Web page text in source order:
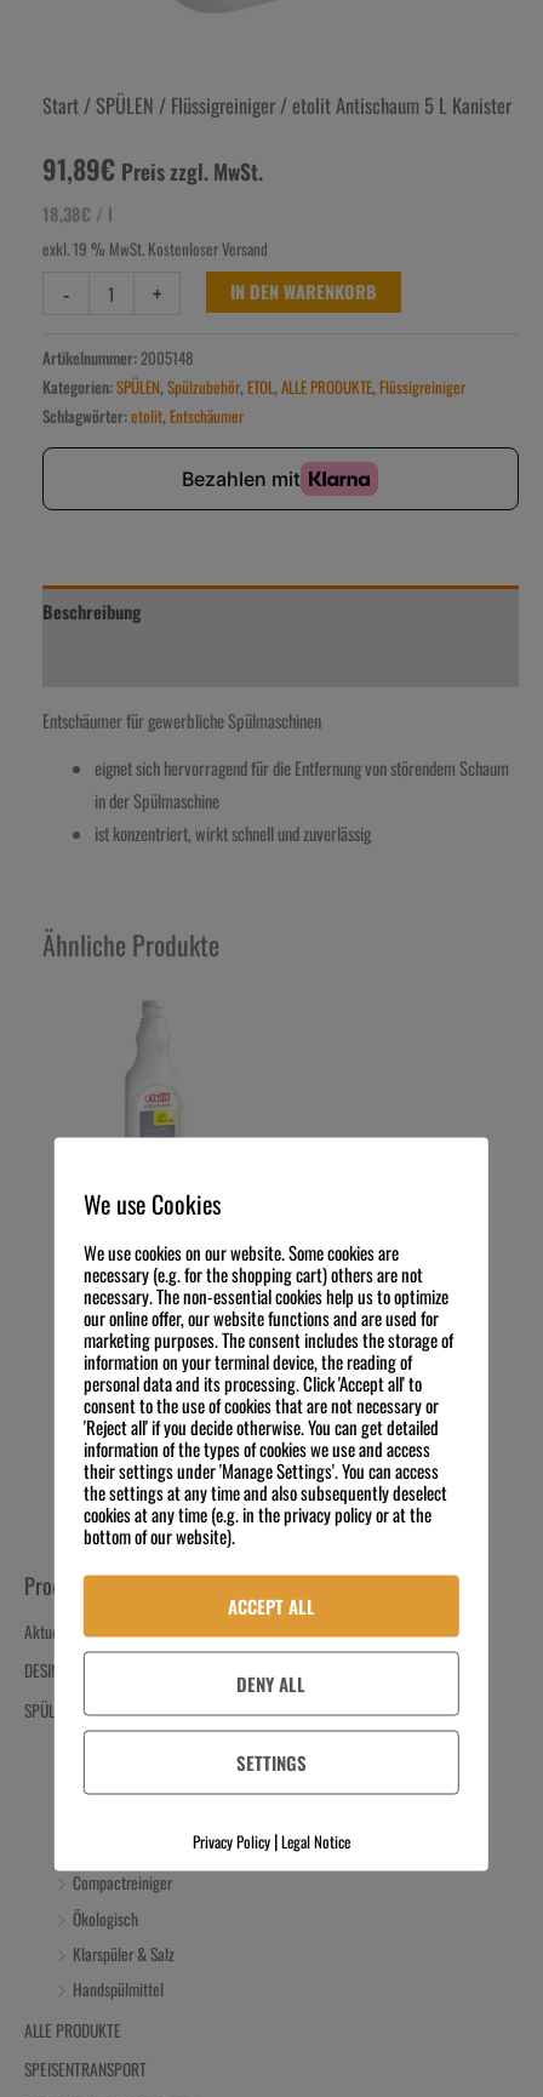
Produkt-Kategorien
Aktuelle Angebote
DESINFIZIEREN
SPÜLEN
Dosiertechnik
Compactreiniger
Ökologisch
Klarspüler & Salz
Handspülmittel
ALLE PRODUKTE
SPEISENTRANSPORT
Start/ SPÜLEN / Flüssigreiniger/ etolit Antischaum 5 L Kanister
91,89€ Preis zzgl. MwSt.
18,38€ / l
exkl. 19 % MwSt. Kostenloser Versand
- + IN DEN WARENKORB
Artikelnummer: 2005148
Kategorien:SPÜLEN, Spülzubehör, ETOL, ALLE PRODUKTE, Flüssigreiniger
Schlagwörter:etolit, Entschäumer
Beschreibung
Entschäumer für gewerbliche Spülmaschinen
eignet sich hervorragend für die Entfernung von störendem Schaum
in der Spülmaschine
ist konzentriert, wirkt schnell und zuverlässig
Ähnliche Produkte
etolit Antischaum 4 x 1 L
Flasche
83,64€ Preis zzgl. MwSt.
20,91€/l
exkl. 19 % MwSt.
Kostenloser Versand
IN DEN WARENKORB
We use Cookies
We use cookies on our website. Some cookies are
necessary (e.g. for the shopping cart) others are not
necessary. The non-essential cookies help us to optimize
our online offer, our website functions and are used for
marketing purposes. The consent includes the storage of
information on your terminal device, the reading of
personal data and its processing. Click 'Accept all' to
consent to the use of cookies that are not necessary or
'Reject all' if you decide otherwise. You can get detailed
information of the types of cookies we use and access
their settings under 'Manage Settings'. You can access
the settings at any time and also subsequently deselect
cookies at any time (e.g. in the privacy policy or at the
bottom of our website).
ACCEPT ALL
DENY ALL
SETTINGS
Privacy Policy|Legal Notice